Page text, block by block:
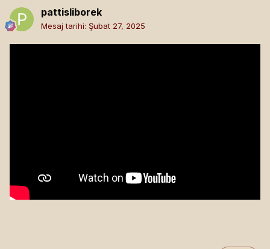
pattisliborek
Mesaj tarihi: Şubat 27, 2025